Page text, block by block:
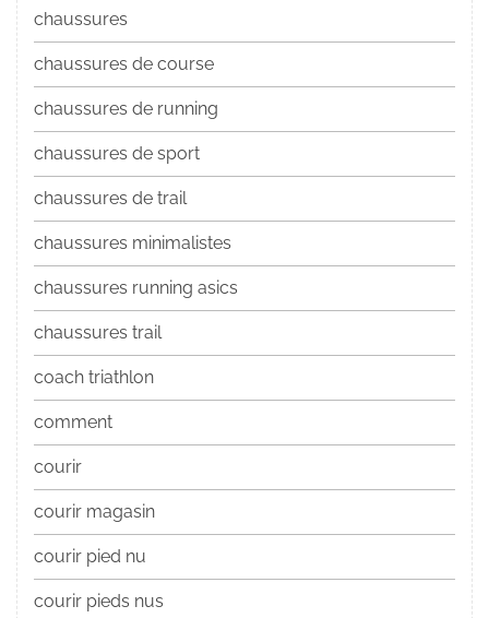
chaussures
chaussures de course
chaussures de running
chaussures de sport
chaussures de trail
chaussures minimalistes
chaussures running asics
chaussures trail
coach triathlon
comment
courir
courir magasin
courir pied nu
courir pieds nus